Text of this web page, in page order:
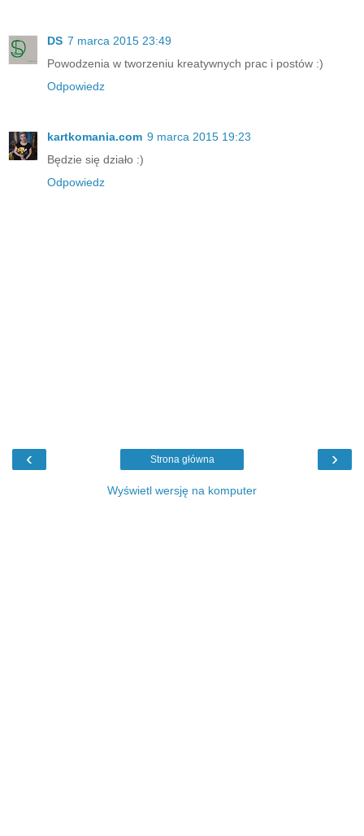
DS 7 marca 2015 23:49
Powodzenia w tworzeniu kreatywnych prac i postów :)
Odpowiedz
kartkomania.com 9 marca 2015 19:23
Będzie się działo :)
Odpowiedz
‹ ›
Strona główna
Wyświetl wersję na komputer